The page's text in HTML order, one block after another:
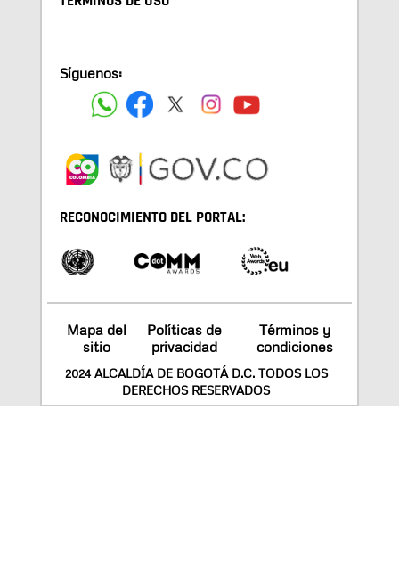
Síguenos:
RECONOCIMIENTO DEL PORTAL:
Mapa del
sitio
Políticas de
privacidad
Términos y
condiciones
2024 ALCALDÍA DE BOGOTÁ D.C. TODOS LOS
DERECHOS RESERVADOS